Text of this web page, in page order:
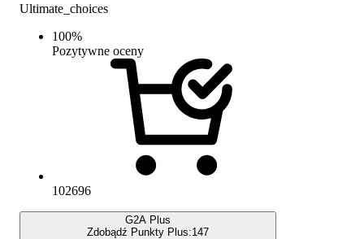
Ultimate_choices
100%
Pozytywne oceny
102696
G2A Plus
Zdobądź Punkty Plus:147